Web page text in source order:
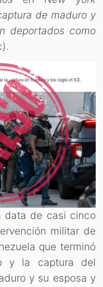
de maduro y
deportados como
data de casi cinco
militar de
que terminó
y la captura del
y su esposa y